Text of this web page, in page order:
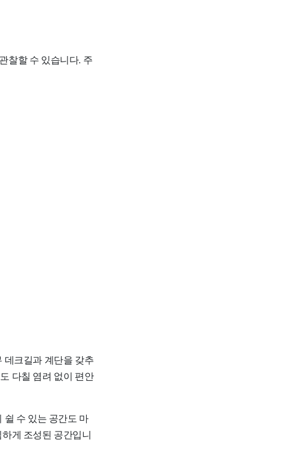
찰할 수 있습니다. 주
데크길과 계단을 갖추
다칠 염려 없이 편안
쉴 수 있는 공간도 마
게 조성된 공간입니